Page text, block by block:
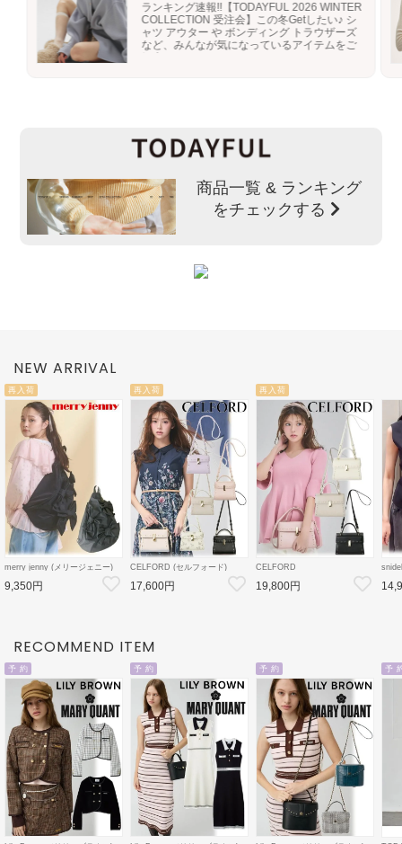
ランキング速報!!【TODAYFUL 2026 WINTER
COLLECTION 受注会】この冬Getしたい♪ シ
ャツ アウター や ボンディング トラウザーズ
など、みんなが気になっているアイテムをご
商品一覧 & ランキング
をチェックする
NEW ARRIVAL
再入荷
merry jenny (メリージェニー)
ribbonワンショルダーバッグ 26
春夏4【2825419005】ハンド・
ショルダーバッグ
9,350円
再入荷
CELFORD (セルフォード)
【リュタン】 ビジュースタッズ
ポシェット 26春夏
3【CWGB259502
17,600円
再入荷
CELFORD
【リュタン】ビジュースタッズ
ポシェット(M) 26春夏
3【CWGB259528
19,800円
秋冬
RECOMMEND ITEM
予 約 予 約 予 約 予